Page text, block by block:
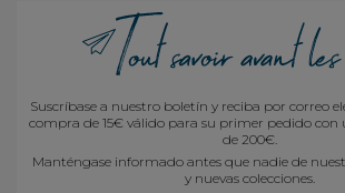
Suscríbase a nuestro boletín y reciba por correo
compra de 15€ válido para su primer pedido
de 200€.
Manténgase informado antes que nadie de
y nuevas colecciones.